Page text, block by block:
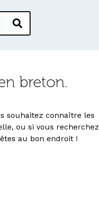
breton.
souhaitez connaître les
ou si vous recherchez
au bon endroit !